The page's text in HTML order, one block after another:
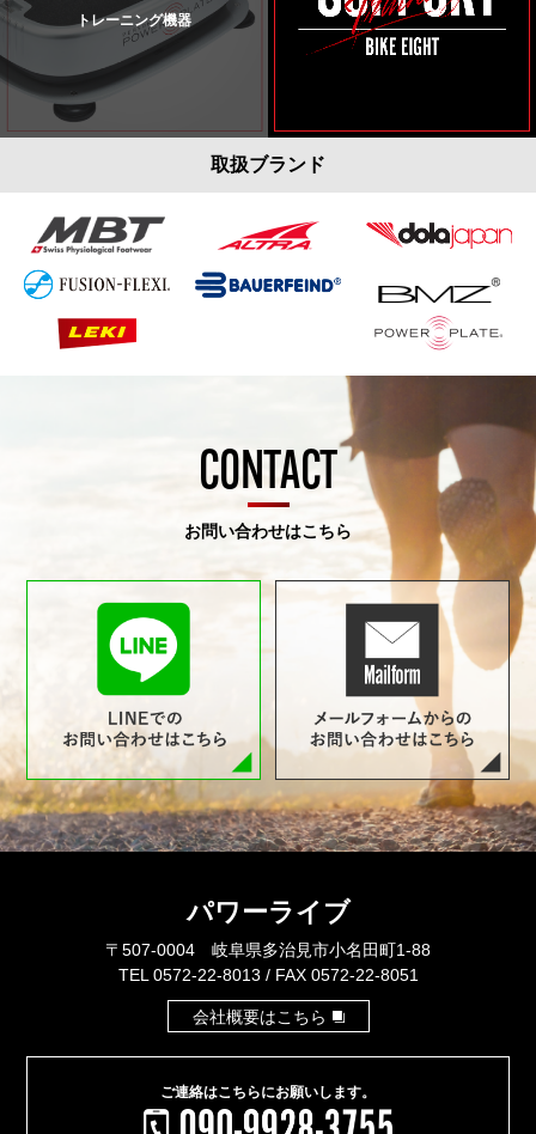
トレーニング機器
取扱ブランド
CONTACT
お問い合わせはこちら
パワーライブ
〒507-0004 岐阜県多治見市小名田町1-88
TEL 0572-22-8013 / FAX 0572-22-8051
会社概要はこちら
ご連絡はこちらにお願いします。